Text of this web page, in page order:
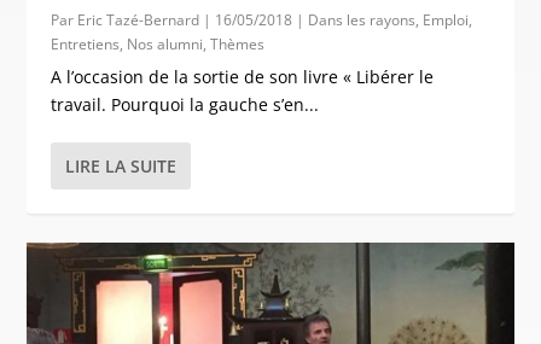
Par Eric Tazé-Bernard | 16/05/2018 | Dans les rayons, Emploi,
Entretiens, Nos alumni,Thèmes
A l’occasion de la sortie de son livre « Libérer le
travail. Pourquoi la gauche s’en...
LIRE LA SUITE